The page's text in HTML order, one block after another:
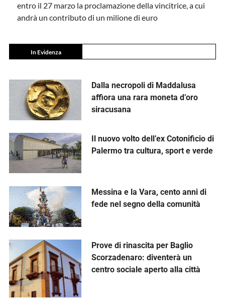
entro il 27 marzo la proclamazione della vincitrice, a cui
andrà un contributo di un milione di euro
In Evidenza
Dalla necropoli di Maddalusa
affiora una rara moneta d’oro
siracusana
Il nuovo volto dell’ex Cotonificio di
Palermo tra cultura, sport e verde
Messina e la Vara, cento anni di
fede nel segno della comunità
Prove di rinascita per Baglio
Scorzadenaro: diventerà un
centro sociale aperto alla città